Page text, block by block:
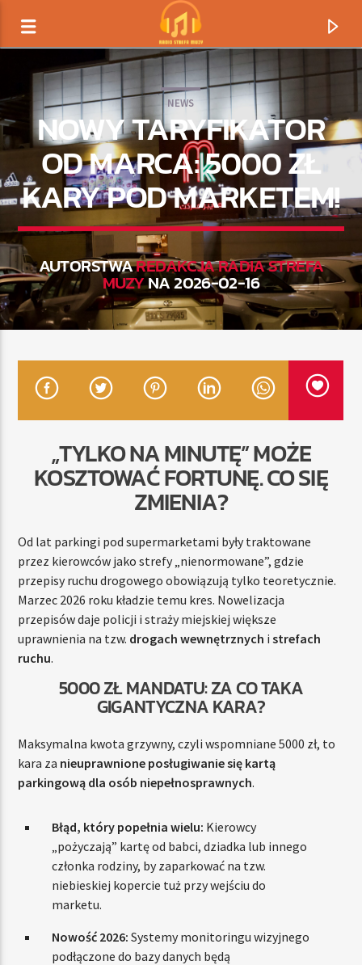
TERAZ GRAMY
TYTUŁ
RADIO STREFA MUZY
11:00 20:00
Radio Strefa Muzy
NEWS
NOWY TARYFIKATOR
OD MARCA: 5000 ZŁ
KARY POD MARKETEM!
AUTORSTWAREDAKCJA RADIA STREFA
MUZYNA 2026-02-16
„TYLKO NA MINUTĘ” MOŻE
KOSZTOWAĆ FORTUNĘ. CO SIĘ
ZMIENIA?
Od lat parkingi pod supermarketami były traktowane
przez kierowców jako strefy „nienormowane”, gdzie
przepisy ruchu drogowego obowiązują tylko teoretycznie.
Marzec 2026 roku kładzie temu kres. Nowelizacja
przepisów daje policji i straży miejskiej większe
uprawnienia na tzw. drogach wewnętrznych istrefach
ruchu.
5000 ZŁ MANDATU: ZA CO TAKA
GIGANTYCZNA KARA?
Maksymalna kwota grzywny, czyli wspomniane 5000 zł, to
kara za nieuprawnione posługiwanie się kartą
parkingową dla osób niepełnosprawnych.
Błąd, który popełnia wielu: Kierowcy
„pożyczają” kartę od babci, dziadka lub innego
członka rodziny, by zaparkować na tzw.
niebieskiej kopercie tuż przy wejściu do
marketu.
Nowość 2026: Systemy monitoringu wizyjnego
podłączone do bazy danych będą